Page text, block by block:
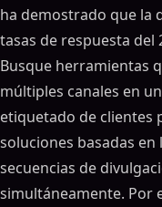
ha demostrado que la
tasas de respuesta del
Busque herramientas
múltiples canales en
etiquetado de clientes
soluciones basadas
secuencias de
simultáneamente. Por